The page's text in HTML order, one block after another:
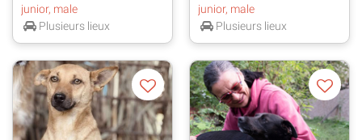
junior, male
Plusieurs lieux
junior, male
Plusieurs lieux